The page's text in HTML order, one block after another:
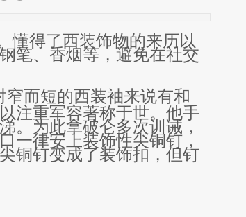
懂得了西装饰物的来历以
笔、香烟等，避免在社交
而短的西装袖来说有和
注重军容著称于世。他手
。为此拿破仑多次训诫，
一律安上装饰性尖铜钉，
铜钉变成了装饰扣，但钉